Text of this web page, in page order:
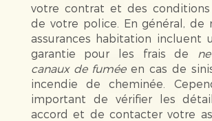
votre contrat et des conditions
de votre police. En général, de
assurances habitation incluent
garantie pour les frais de
canaux de fuméeen cas de
incendie de cheminée.
important de vérifier les
accord et de contacter votre